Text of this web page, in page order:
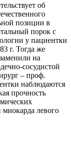
об
позиции в
порок с
у пациентки
г. Тогда же
на
сосудистой
– проф.
наблюдаются
прочность
миокарда левого